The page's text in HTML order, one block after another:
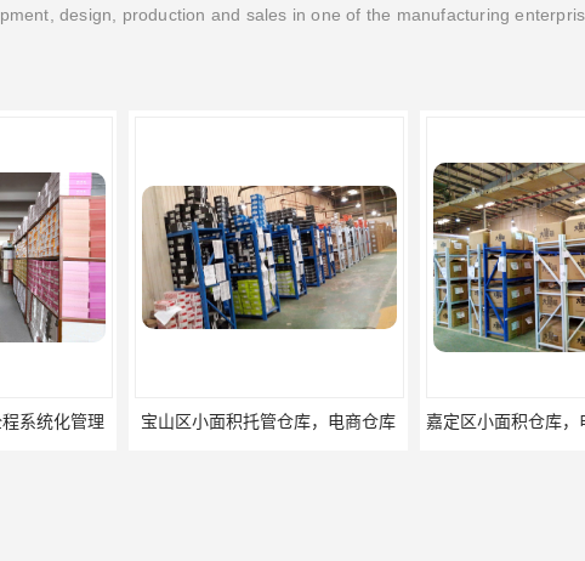
design, production and sales in one of the manufacturing
库，电商仓库 嘉定区小面积仓库，电商仓库，10平起租